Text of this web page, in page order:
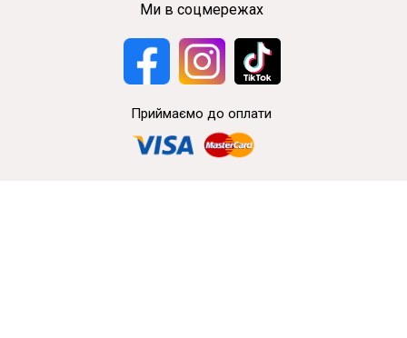
Приймаємо до оплати
Ми в соцмережах